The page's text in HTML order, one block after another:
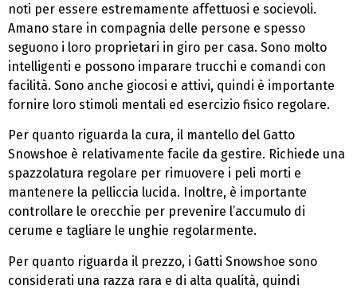
noti per essere estremamente affettuosi e socievoli.
Amano stare in compagnia delle persone e spesso
seguono i loro proprietari in giro per casa. Sono molto
intelligenti e possono imparare trucchi e comandi con
facilità. Sono anche giocosi e attivi, quindi è importante
fornire loro stimoli mentali ed esercizio fisico regolare.
Per quanto riguarda la cura, il mantello del Gatto
Snowshoe è relativamente facile da gestire. Richiede una
spazzolatura regolare per rimuovere i peli morti e
mantenere la pelliccia lucida. Inoltre, è importante
controllare le orecchie per prevenire l’accumulo di
cerume e tagliare le unghie regolarmente.
Per quanto riguarda il prezzo, i Gatti Snowshoe sono
considerati una razza rara e di alta qualità, quindi